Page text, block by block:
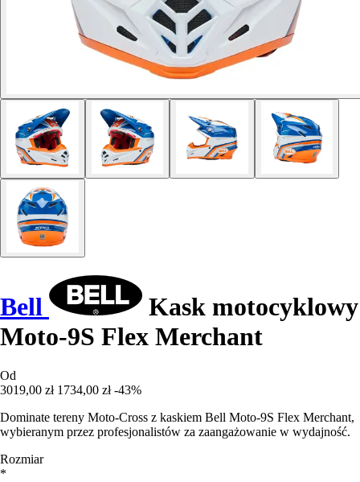
Bell
Kask motocyklowy
Moto-9S Flex Merchant
Od
3019,00 zł 1734,00 zł -43%
Dominate tereny Moto-Cross z kaskiem Bell Moto-9S Flex Merchant,
wybieranym przez profesjonalistów za zaangażowanie w wydajność.
Rozmiar
*